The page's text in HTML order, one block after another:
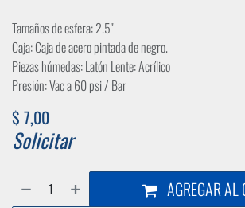
Tamaños de esfera: 2.5"
Caja: Caja de acero pintada de negro.
Piezas húmedas: Latón Lente: Acrílico
Presión: Vac a 60 psi / Bar
$ 7,00
Solicitar
AGREGAR AL